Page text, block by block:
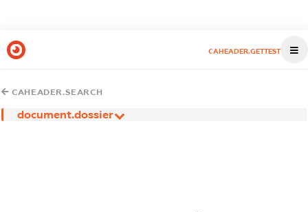
CAHEADER.GETTEST
CAHEADER.SEARCH
document.dossier